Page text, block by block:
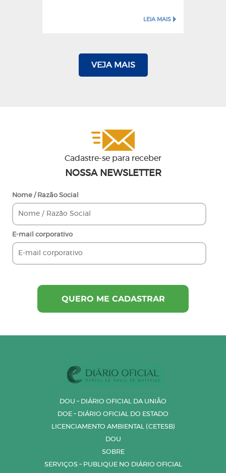
LEIA MAIS
VEJA MAIS
Cadastre-se para receber
NOSSA NEWSLETTER
Nome / Razão Social
E-mail corporativo
DOU – DIÁRIO OFICIAL DA UNIÃO
DOE – DIÁRIO OFICIAL DO ESTADO
LICENCIAMENTO AMBIENTAL (CETESB)
DOU
SOBRE
SERVIÇOS – PUBLIQUE NO DIÁRIO OFICIAL